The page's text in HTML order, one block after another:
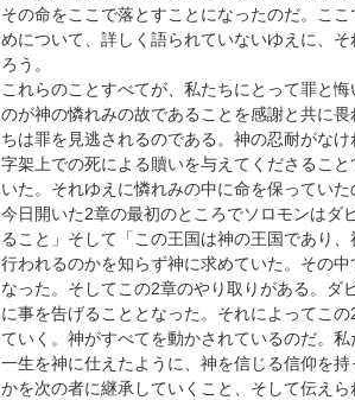
その命をここで落とすことになったのだ。こ
めについて、詳しく語られていないゆえに、
ろう。
これらのことすべてが、私たちにとって罪と
のが神の憐れみの故であることを感謝と共に
ちは罪を見逃されるのである。神の忍耐がな
字架上での死による贖いを与えてくださるこ
いた。それゆえに憐れみの中に命を保ってい
今日開いた2章の最初のところでソロモンはダ
ること」そして「この王国は神の王国であり
行われるのかを知らず神に求めていた。その
なった。そしてこの2章のやり取りがある。ダ
に事を告げることとなった。それによってこ
ていく。神がすべてを動かされているのだ。
一生を神に仕えたように、神を信じる信仰を
かを次の者に継承していくこと、そして伝え